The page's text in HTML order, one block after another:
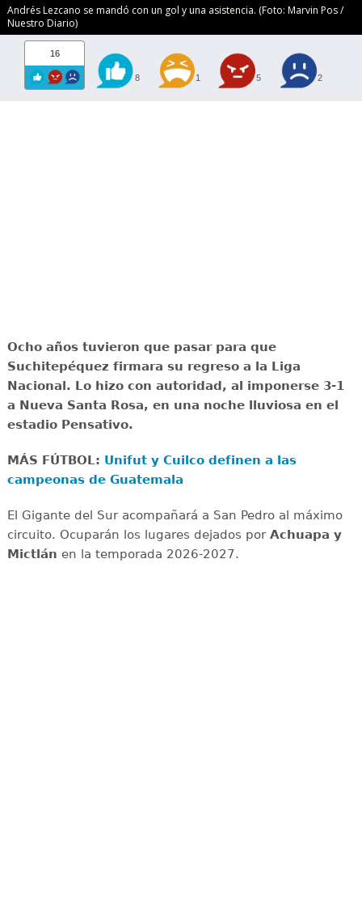
Andrés Lezcano se mandó con un gol y una asistencia. (Foto: Marvin Pos /
Nuestro Diario)
16
8 1 5 2
Ocho años tuvieron que pasar para que
Suchitepéquez firmara su regreso a la Liga
Nacional. Lo hizo con autoridad, al imponerse 3-1
a Nueva Santa Rosa, en una noche lluviosa en el
estadio Pensativo.
MÁS FÚTBOL: Unifut y Cuilco definen a las
campeonas de Guatemala
El Gigante del Sur acompañará a San Pedro al máximo
circuito. Ocuparán los lugares dejados por Achuapa y
Mictlán en la temporada 2026-2027.